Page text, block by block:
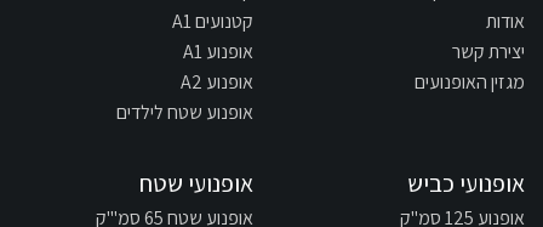
אודות
יצירת קשר
מגזין האופנועים
קטנועים A1
אופנוע A1
אופנוע A2
אופנוע שטח לילדים
אופנועי כביש
אופנוע 125 סמ"ק
אופנועי שטח
אופנוע שטח 65 סמ"'ק